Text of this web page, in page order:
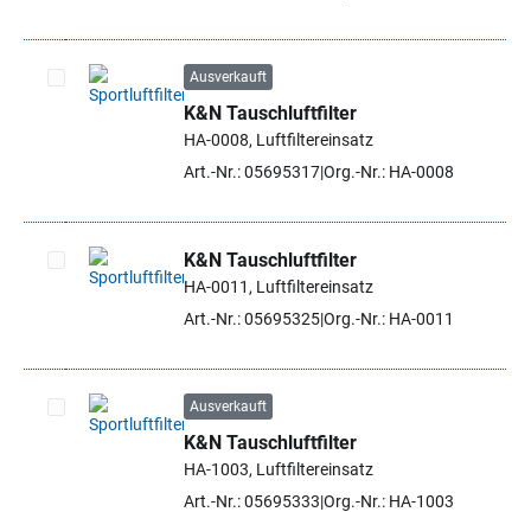
Artikel auswählen
Ausverkauft
K&N Tauschluftfilter
HA-0008, Luftfiltereinsatz
Art.-Nr.: 05695317Org.-Nr.: HA-0008
Artikel auswählen
K&N Tauschluftfilter
HA-0011, Luftfiltereinsatz
Art.-Nr.: 05695325Org.-Nr.: HA-0011
Artikel auswählen
Ausverkauft
K&N Tauschluftfilter
HA-1003, Luftfiltereinsatz
Art.-Nr.: 05695333 Org.-Nr.: HA-1003